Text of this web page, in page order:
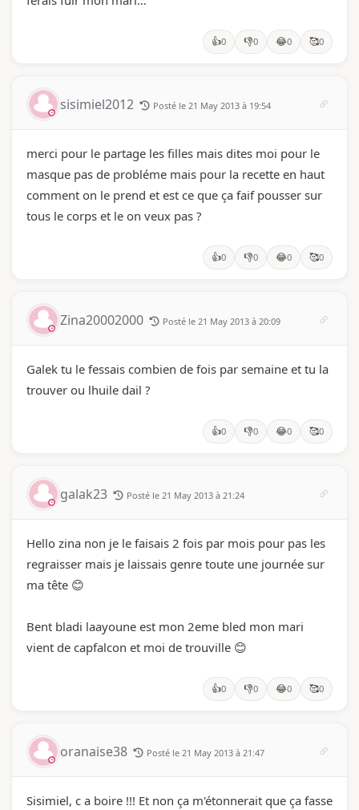
👍0 👎0 😂0 🥰0
sisimiel2012 Posté le 21 May 2013 à 19:54
merci pour le partage les filles mais dites moi pour le
masque pas de probléme mais pour la recette en haut
comment on le prend et est ce que ça faif pousser sur
tous le corps et le on veux pas ?
👍0 👎0 😂0 🥰0
Zina20002000 Posté le 21 May 2013 à 20:09
Galek tu le fessais combien de fois par semaine et tu la
trouver ou lhuile dail ?
👍0 👎0 😂0 🥰0
galak23 Posté le 21 May 2013 à 21:24
Hello zina non je le faisais 2 fois par mois pour pas les
regraisser mais je laissais genre toute une journée sur
ma tête 😊
Bent bladi laayoune est mon 2eme bled mon mari
vient de capfalcon et moi de trouville 😊
👍0 👎0 😂0 🥰0
oranaise38 Posté le 21 May 2013 à 21:47
Sisimiel, c a boire !!! Et non ça m'étonnerait que ça fasse